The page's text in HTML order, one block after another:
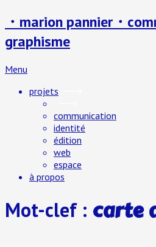
・marion pannier・
graphisme
Menu
projets
communication
identité
édition
web
espace
à propos
Mot-clef : carte